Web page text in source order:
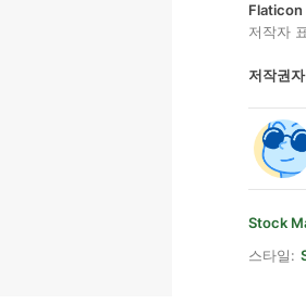
Flaticon
저작자
저작권
Stock
스타일: